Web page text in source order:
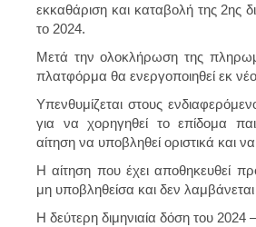
εκκαθάριση και καταβολή της 2ης
το 2024.
Μετά την ολοκλήρωση της
πλατφόρμα θα ενεργοποιηθεί εκ
Υπενθυμίζεται στους
για να χορηγηθεί το επίδομα
αίτηση να υποβληθεί οριστικά και να
Η αίτηση που έχει αποθηκευθεί
μη υποβληθείσα και δεν
Η δεύτερη διμηνιαία δόση του